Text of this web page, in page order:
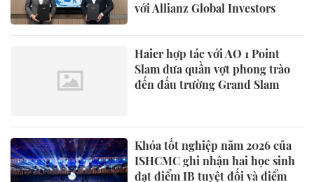
với Allianz Global Investors
Haier hợp tác với AO 1 Point
Slam đưa quần vợt phong trào
đến đấu trường Grand Slam
Khóa tốt nghiệp năm 2026 của
ISHCMC ghi nhận hai học sinh
đạt điểm IB tuyệt đối và điểm